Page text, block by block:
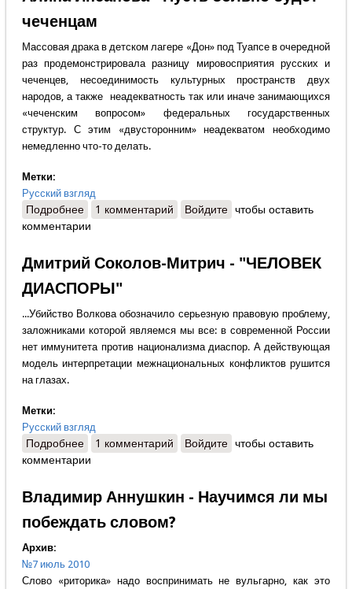
чеченцам
Массовая драка в детском лагере «Дон» под Туапсе в очередной
раз продемонстрировала разницу мировосприятия русских и
чеченцев, несоединимость культурных пространств двух
народов, а также неадекватность так или иначе занимающихся
«чеченским вопросом» федеральных государственных
структур. С этим «двусторонним» неадекватом необходимо
немедленно что-то делать.
Метки:
Русский взгляд
Подробнеео Алина Инсанова - Пусть больно будет чеченцам
1 комментарий Войдите чтобы оставить
комментарии
Дмитрий Соколов-Митрич - "ЧЕЛОВЕК
ДИАСПОРЫ"
...Убийство Волкова обозначило серьезную правовую проблему,
заложниками которой являемся мы все: в современной России
нет иммунитета против национализма диаспор. А действующая
модель интерпретации межнациональных конфликтов рушится
на глазах.
Метки:
Русский взгляд
Подробнеео Дмитрий Соколов-Митрич - "ЧЕЛОВЕК
ДИАСПОРЫ"
1 комментарий Войдите чтобы оставить
комментарии
Владимир Аннушкин - Научимся ли мы
побеждать словом?
Архив:
№7 июль 2010
Слово «риторика» надо воспринимать не вульгарно, как это